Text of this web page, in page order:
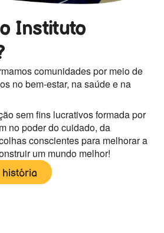
Instituto
comunidades por meio de
no bem-estar, na saúde e na
sem fins lucrativos formada por
no poder do cuidado, da
conscientes para melhorar a
um mundo melhor!